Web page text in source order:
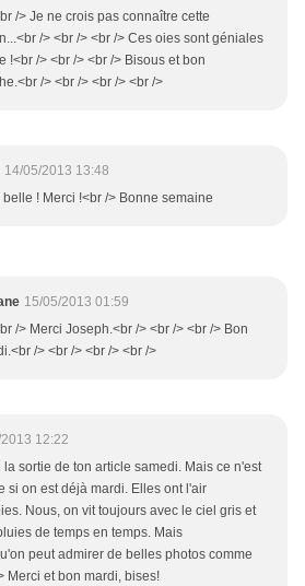
/> Je ne crois pas connaître cette
/> <br /> <br /> Ces oies sont géniales
!<br /> <br /> <br /> Bisous et bon
/> <br /> <br /> <br />
14/05/2013 13:48
belle ! Merci !<br /> Bonne semaine
15/05/2013 01:59
/> Merci Joseph.<br /> <br /> <br /> Bon
/> <br /> <br /> <br />
12:22
la sortie de ton article samedi. Mais ce n'est
si on est déjà mardi. Elles ont l'air
Nous, on vit toujours avec le ciel gris et
de temps en temps. Mais
peut admirer de belles photos comme
Merci et bon mardi, bises!